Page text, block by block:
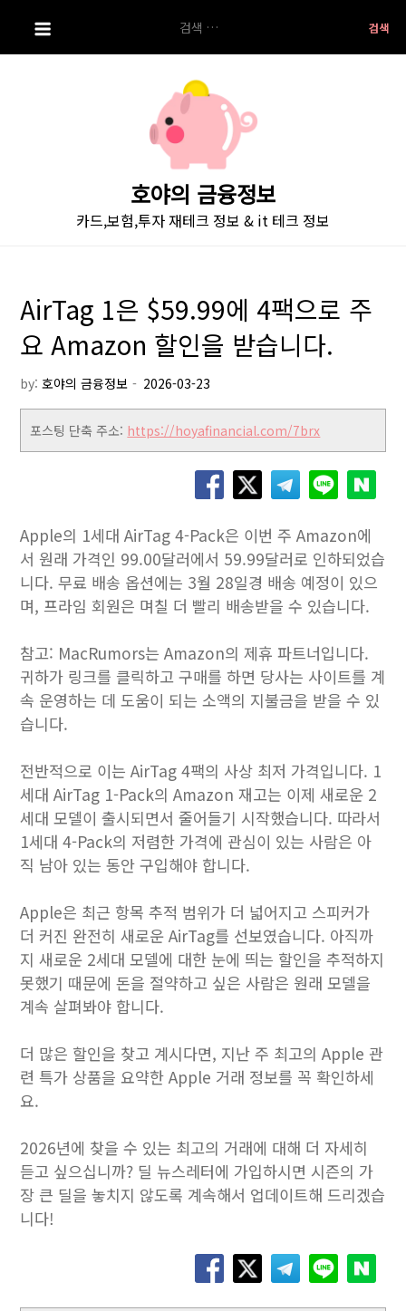
i
색:
호야의 금융정보
카드,보험,투자 재테크 정보 & it 테크 정보
AirTag 1은 $59.99에 4팩으로 주
요 Amazon 할인을 받습니다.
by:호야의 금융정보
포스팅 단축 주소: https://hoyafinancial.com/7brx
Apple의 1세대 AirTag 4-Pack은 이번 주 Amazon에
서 원래 가격인 99.00달러에서 59.99달러로 인하되었습
니다. 무료 배송 옵션에는 3월 28일경 배송 예정이 있으
며, 프라임 회원은 며칠 더 빨리 배송받을 수 있습니다.
참고: MacRumors는 Amazon의 제휴 파트너입니다.
귀하가 링크를 클릭하고 구매를 하면 당사는 사이트를 계
속 운영하는 데 도움이 되는 소액의 지불금을 받을 수 있
습니다.
전반적으로 이는 AirTag 4팩의 사상 최저 가격입니다. 1
세대 AirTag 1-Pack의 Amazon 재고는 이제 새로운 2
세대 모델이 출시되면서 줄어들기 시작했습니다. 따라서
1세대 4-Pack의 저렴한 가격에 관심이 있는 사람은 아
직 남아 있는 동안 구입해야 합니다.
Apple은 최근 항목 추적 범위가 더 넓어지고 스피커가
더 커진 완전히 새로운 AirTag를 선보였습니다. 아직까
지 새로운 2세대 모델에 대한 눈에 띄는 할인을 추적하지
못했기 때문에 돈을 절약하고 싶은 사람은 원래 모델을
계속 살펴봐야 합니다.
더 많은 할인을 찾고 계시다면, 지난 주 최고의 Apple 관
련 특가 상품을 요약한 Apple 거래 정보를 꼭 확인하세
요.
2026년에 찾을 수 있는 최고의 거래에 대해 더 자세히
듣고 싶으십니까? 딜 뉴스레터에 가입하시면 시즌의 가
장 큰 딜을 놓치지 않도록 계속해서 업데이트해 드리겠습
니다!